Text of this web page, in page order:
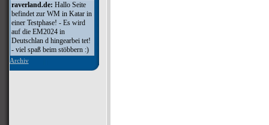
raverland.de: Hallo Seite
befindet zur WM in Katar in
einer Testphase! - Es wird
auf die EM2024 in
Deutschlan d hingearbei tet!
- viel spaß beim stöbbern :)
Archiv